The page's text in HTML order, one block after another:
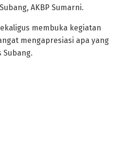
AKBP Sumarni.
membuka kegiatan
mengapresiasi apa yang
Subang.